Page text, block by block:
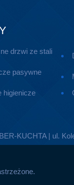
drzwi ze stali
pasywne
higienicze
KUCHTA | ul.